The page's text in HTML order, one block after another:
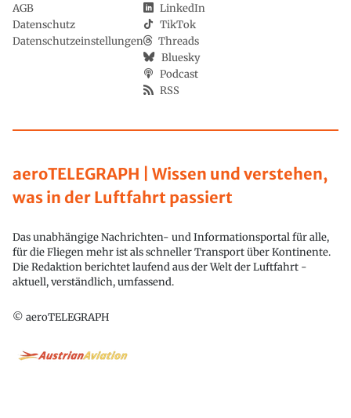
aeroTELEGRAPH | Wissen und verstehen,
was in der Luftfahrt passiert
Das unabhängige Nachrichten- und Informationsportal für alle,
für die Fliegen mehr ist als schneller Transport über Kontinente.
Die Redaktion berichtet laufend aus der Welt der Luftfahrt -
aktuell, verständlich, umfassend.
© aeroTELEGRAPH
AGB
Datenschutz
Datenschutzeinstellungen
LinkedIn
TikTok
Threads
Bluesky
Podcast
RSS